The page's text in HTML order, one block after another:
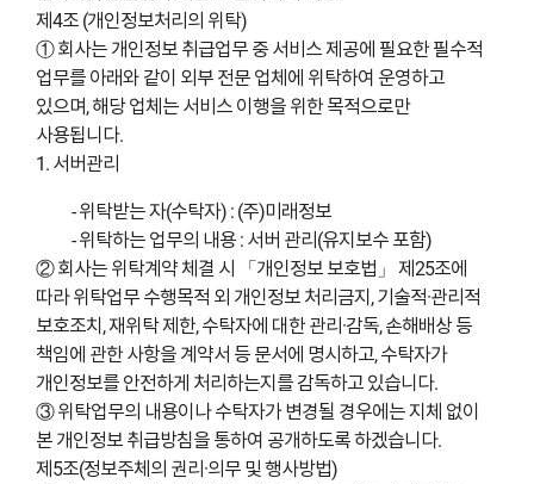
제4조 (개인정보처리의 위탁)
① 회사는 개인정보 취급업무 중 서비스 제공에 필요한 필수적
업무를 아래와 같이 외부 전문 업체에 위탁하여 운영하고
있으며, 해당 업체는 서비스 이행을 위한 목적으로만
사용됩니다.
1. 서버관리
- 위탁받는 자(수탁자) : (주)미래정보
- 위탁하는 업무의 내용 : 서버 관리(유지보수 포함)
② 회사는 위탁계약 체결 시 「개인정보 보호법」 제25조에
따라 위탁업무 수행목적 외 개인정보 처리금지, 기술적·관리적
보호조치, 재위탁 제한, 수탁자에 대한 관리·감독, 손해배상 등
책임에 관한 사항을 계약서 등 문서에 명시하고, 수탁자가
개인정보를 안전하게 처리하는지를 감독하고 있습니다.
③ 위탁업무의 내용이나 수탁자가 변경될 경우에는 지체 없이
본 개인정보 취급방침을 통하여 공개하도록 하겠습니다.
제5조(정보주체의 권리·의무 및 행사방법)